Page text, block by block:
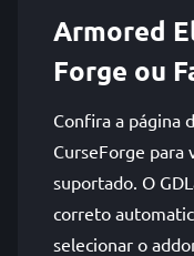
Armored
Forge ou
Confira a página
CurseForge para
suportado. O
correto
selecionar o